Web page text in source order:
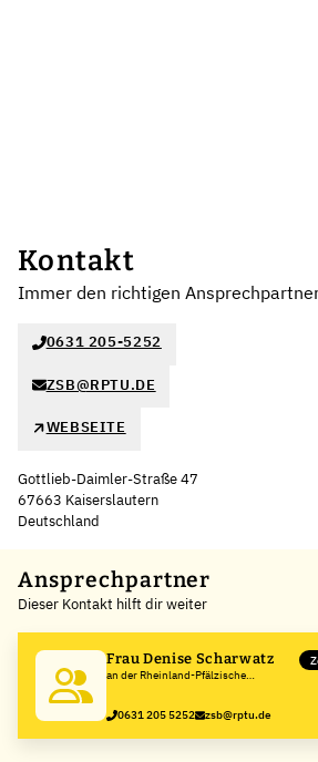
Kontakt
Immer den richtigen
0631 205-5252
ZSB@RPTU.DE
WEBSEITE
Gottlieb-Daimler-Straße 47
67663 Kaiserslautern
Deutschland
+
−
Ansprechpartner
Dieser Kontakt hilft dir weiter
Frau Denise Scharwatz
an der Rheinland-Pfälzische
0631 205 5252 zsb@rptu.de